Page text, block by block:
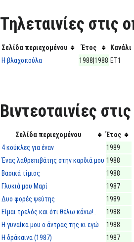
Τηλεταινίες στις
Σελίδα περιεχομένου Έτος
Κανάλι
Η βλαχοπούλα
1988|1988 ΕΤ1
Βιντεοταινίες
Σελίδα περιεχομένου
Έτος
4 κούκλες για έναν
1989
Ένας λαθρεπιβάτης στην καρδιά μου 1988
Βασικά τίμιος
1988
Γλυκιά μου Μαρί
1987
Δυο φορές ψεύτης
1989
Είμαι τρελός και ότι θέλω κάνω!..
1988
Η γυναίκα μου ο άντρας της κι εγώ
1988
Η δράκαινα (1987)
1987